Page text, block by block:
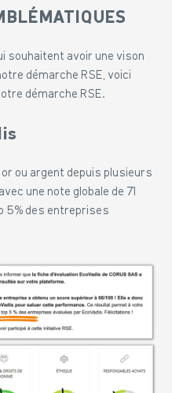
souhaitent avoir une vison
démarche RSE, voici
démarche RSE.
or ou argent depuis plusieurs
une note globale de 71
5% des entreprises